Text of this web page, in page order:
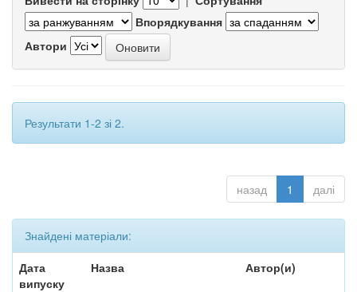
Впорядкування
Автори
Результати 1-2 зі 2.
назад 1 далі
Знайдені матеріали:
Дата
випуску
Назва Автор(и)